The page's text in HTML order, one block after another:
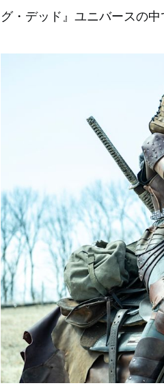
グ・デッド』ユニバースの中